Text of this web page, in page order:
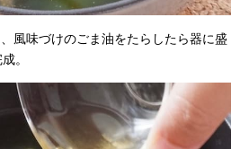
風味づけのごま油をたらしたら器に盛
。